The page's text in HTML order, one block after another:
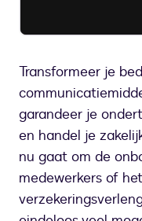
Transformeer je
garandeer je
en handel je
nu gaat om de
medewerkers of